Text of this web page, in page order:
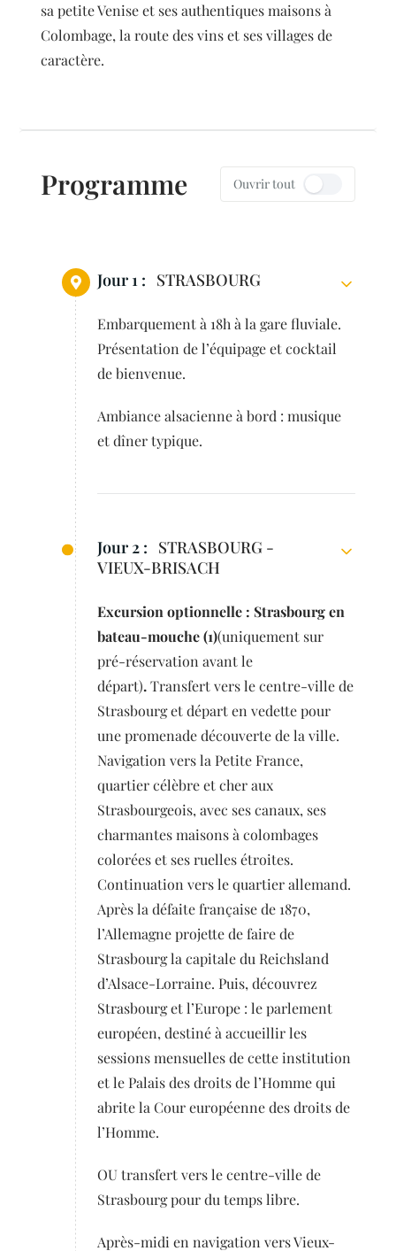
sa petite Venise et ses authentiques maisons à
Colombage, la route des vins et ses villages de
caractère.
Programme Ouvrir tout
Jour 1 : STRASBOURG
Embarquement à 18h à la gare fluviale.
Présentation de l’équipage et cocktail
de bienvenue.
Ambiance alsacienne à bord : musique
et dîner typique.
Jour 2 : STRASBOURG -
VIEUX-BRISACH
Excursion optionnelle : Strasbourg en
bateau-mouche (1)(uniquement sur
pré-réservation avant le
départ).Transfert vers le centre-ville de
Strasbourg et départ en vedette pour
une promenade découverte de la ville.
Navigation vers la Petite France,
quartier célèbre et cher aux
Strasbourgeois, avec ses canaux, ses
charmantes maisons à colombages
colorées et ses ruelles étroites.
Continuation vers le quartier allemand.
Après la défaite française de 1870,
l’Allemagne projette de faire de
Strasbourg la capitale du Reichsland
d’Alsace-Lorraine. Puis, découvrez
Strasbourg et l’Europe : le parlement
européen, destiné à accueillir les
sessions mensuelles de cette institution
et le Palais des droits de l’Homme qui
abrite la Cour européenne des droits de
l’Homme.
OU transfert vers le centre-ville de
Strasbourg pour du temps libre.
Après-midi en navigation vers Vieux-